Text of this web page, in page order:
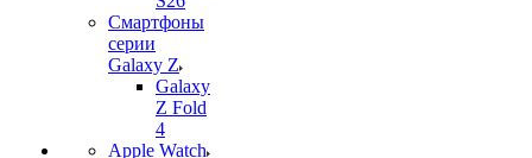
Смартфоны
серии
Galaxy Z
Galaxy
Z Fold
4
Apple Watch